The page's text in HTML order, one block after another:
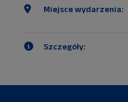
Miejsce wydarzenia:
Szczegóły: